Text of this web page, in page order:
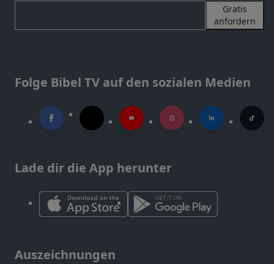
Gratis
anfordern
Folge Bibel TV auf den sozialen Medien
Lade dir die App herunter
Auszeichnungen